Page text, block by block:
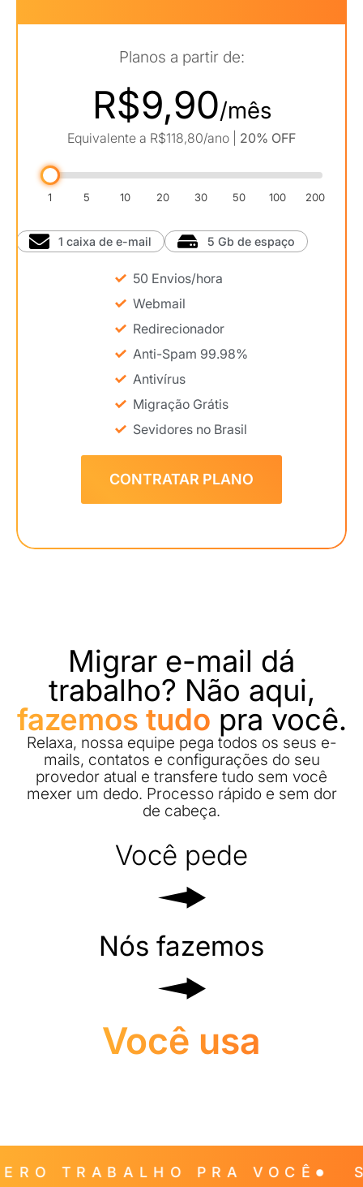
Planos a partir de:
R$9,90/mês
Equivalente a R$118,80/ano 20% OFF
1 5 10 20 30 50 100 200
1 caixa de e-mail 5 Gb de espaço
50 Envios/hora
Webmail
Redirecionador
Anti-Spam 99.98%
Antivírus
Migração Grátis
Sevidores no Brasil
CONTRATAR PLANO
Migrar e-mail dá
trabalho? Não aqui,
fazemos tudo pra você.
Relaxa, nossa equipe pega todos os seus e-
mails, contatos e configurações do seu
provedor atual e transfere tudo sem você
mexer um dedo. Processo rápido e sem dor
de cabeça.
Você pede
Nós fazemos
Você usa
TRABALHO PRA VOCÊ